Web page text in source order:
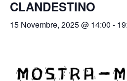
CLANDESTINO
15 Novembre, 2025 @ 14:00 -